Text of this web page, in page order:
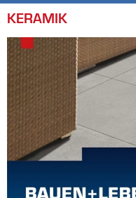
KERAMIK